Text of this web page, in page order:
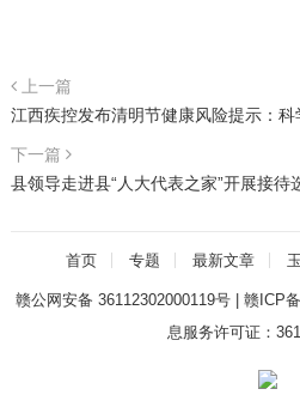
上一篇
江西疾控发布清明节健康风险提示：科
下一篇
县领导走进县“人大代表之家”开展接待
首页 专题 最新文章
赣公网安备 36112302000119号| 赣ICP
息服务许可证：